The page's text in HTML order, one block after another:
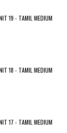
19 - TAMIL MEDIUM
18 - TAMIL MEDIUM
17 - TAMIL MEDIUM